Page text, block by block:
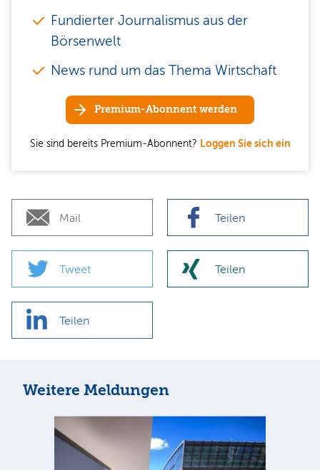
Fundierter Journalismus aus der
Börsenwelt
News rund um das Thema Wirtschaft
Premium-Abonnent werden
Sie sind bereits Premium-Abonnent? Loggen Sie sich ein
Mail Teilen
Tweet Teilen
Teilen
Weitere Meldungen